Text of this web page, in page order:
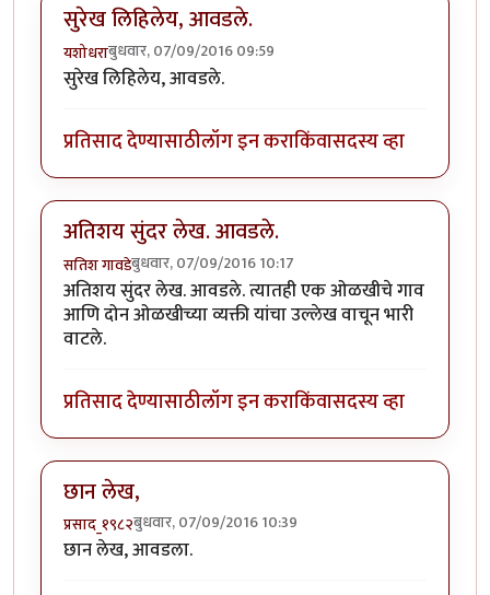
सुरेख लिहिलेय, आवडले.
यशोधराबुधवार, 07/09/2016 09:59
सुरेख लिहिलेय, आवडले.
प्रतिसाद देण्यासाठीलॉग इन कराकिंवासदस्य व्हा
अतिशय सुंदर लेख. आवडले.
सतिश गावडेबुधवार, 07/09/2016 10:17
अतिशय सुंदर लेख. आवडले. त्यातही एक ओळखीचे गाव
आणि दोन ओळखीच्या व्यक्ती यांचा उल्लेख वाचून भारी
वाटले.
प्रतिसाद देण्यासाठीलॉग इन कराकिंवासदस्य व्हा
छान लेख,
प्रसाद_१९८२बुधवार, 07/09/2016 10:39
छान लेख, आवडला.